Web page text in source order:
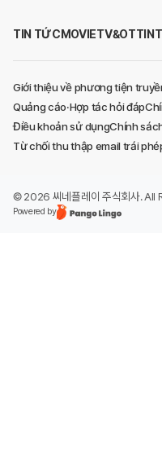
TIN TỨCMOVIETV&OTT
Giới thiệu về phương tiện
Quảng cáo·Hợp tác hỏi đáp
Điều khoản sử dụngChính
Từ chối thu thập email trái
© 2026 씨네플레이 주식회사. All
Powered by